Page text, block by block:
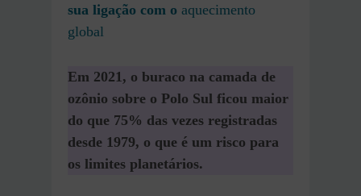
sua ligação com o aquecimento
global
Em 2021, o buraco na camada de
ozônio sobre o Polo Sul ficou maior
do que 75% das vezes registradas
desde 1979, o que é um risco para
os limites planetários.